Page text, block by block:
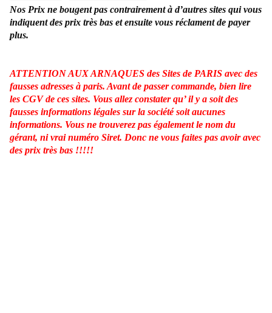
Nos Prix ne bougent pas contrairement à d’autres sites qui vous
indiquent des prix très bas et ensuite vous réclament de payer
plus.
ATTENTION AUX ARNAQUES des Sites de PARIS avec des
fausses adresses à paris. Avant de passer commande, bien lire
les CGV de ces sites. Vous allez constater qu’ il y a soit des
fausses informations légales sur la société soit aucunes
informations. Vous ne trouverez pas également le nom du
gérant, ni vrai numéro Siret. Donc ne vous faites pas avoir avec
des prix très bas !!!!!